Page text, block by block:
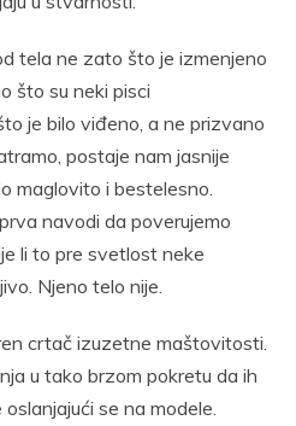
tela ne zato što je izmenjeno
što su neki pisci
je bilo viđeno, a ne prizvano
postaje nam jasnije
maglovito i bestelesno.
navodi da poverujemo
li to pre svetlost neke
Njeno telo nije.
crtač izuzetne maštovitosti.
u tako brzom pokretu da ih
se na modele.